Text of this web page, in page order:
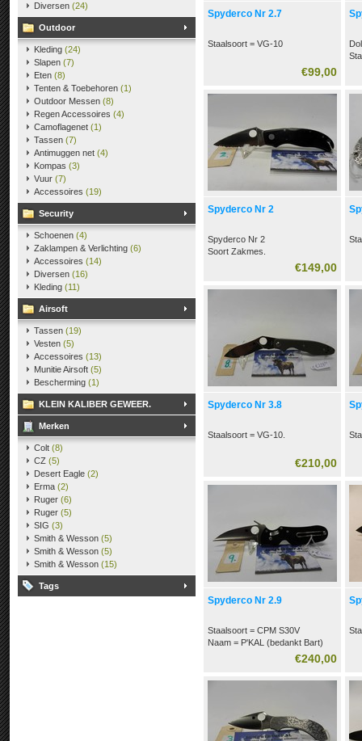
Diversen (24)
Outdoor
Kleding (24)
Slapen (7)
Eten (8)
Tenten & Toebehoren (1)
Outdoor Messen (8)
Regen Accessoires (4)
Camoflagenet (1)
Tassen (7)
Antimuggen net (4)
Kompas (3)
Vuur (7)
Accessoires (19)
Security
Schoenen (4)
Zaklampen & Verlichting (6)
Accessoires (14)
Diversen (16)
Kleding (11)
Airsoft
Tassen (19)
Vesten (5)
Accessoires (13)
Munitie Airsoft (5)
Bescherming (1)
KLEIN KALIBER GEWEER.
Merken
Colt (8)
CZ (5)
Desert Eagle (2)
Erma (2)
Ruger (6)
Ruger (5)
SIG (3)
Smith & Wesson (5)
Smith & Wesson (5)
Smith & Wesson (15)
Tags
Spyderco Nr 2.7
Staalsoort = VG-10
€99,00
Spyderco Nr 2
Spyderco Nr 2
Soort Zakmes.
€149,00
Spyderco Nr 3.8
Staalsoort = VG-10.
€210,00
Spyderco Nr 2.9
Staalsoort = CPM S30V
Naam = P'KAL (bedankt Bart)
€240,00